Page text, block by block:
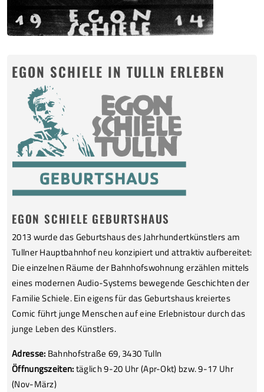
EGON SCHIELE IN TULLN ERLEBEN
EGON SCHIELE GEBURTSHAUS
2013 wurde das Geburtshaus des Jahrhundertkünstlers am
Tullner Hauptbahnhof neu konzipiert und attraktiv aufbereitet:
Die einzelnen Räume der Bahnhofswohnung erzählen mittels
eines modernen Audio-Systems bewegende Geschichten der
Familie Schiele. Ein eigens für das Geburtshaus kreiertes
Comic führt junge Menschen auf eine Erlebnistour durch das
junge Leben des Künstlers.
Adresse: Bahnhofstraße 69, 3430 Tulln
Öffnungszeiten:täglich 9-20 Uhr (Apr-Okt) bzw. 9-17 Uhr
(Nov-März)